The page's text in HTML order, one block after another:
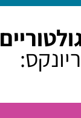
ריונקס: